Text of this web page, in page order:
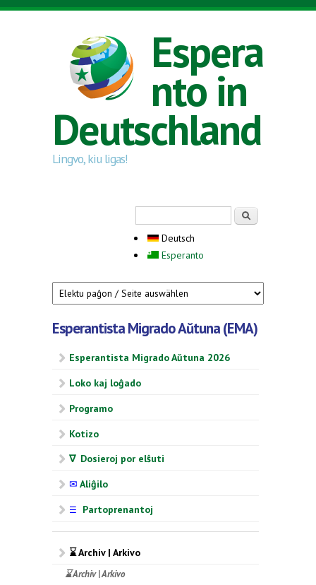
Direkt zum Inhalt
Espera
nto in
Deutschland
Lingvo, kiu ligas!
Deutsch
Esperanto
Esperantista Migrado Aŭtuna (EMA)
Esperantista Migrado Aŭtuna 2026
Loko kaj loĝado
Programo
Kotizo
∇ Dosieroj por elŝuti
✉ Aliĝilo
☰ Partoprenantoj
⌛ Archiv | Arkivo
⌛ Archiv | Arkivo